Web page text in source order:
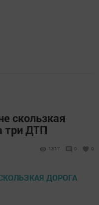
скользкая
три ДТП
1317 0 0